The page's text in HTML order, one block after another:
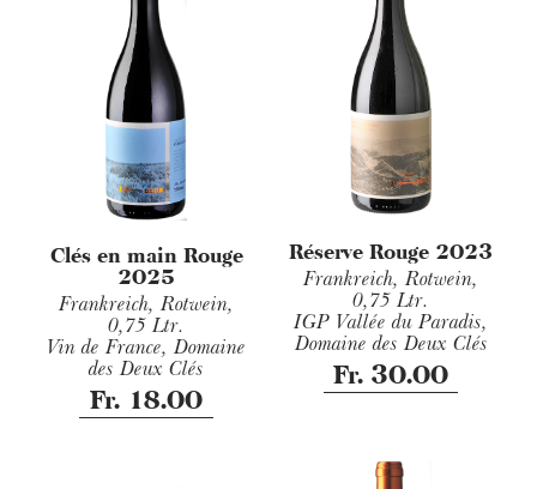
Réserve Rouge 2023
Frankreich, Rotwein,
0,75 Ltr.
IGP Vallée du Paradis,
Domaine des Deux Clés
Fr. 30.00
Clés en main Rouge
2025
Frankreich, Rotwein,
0,75 Ltr.
Vin de France, Domaine
des Deux Clés
Fr. 18.00